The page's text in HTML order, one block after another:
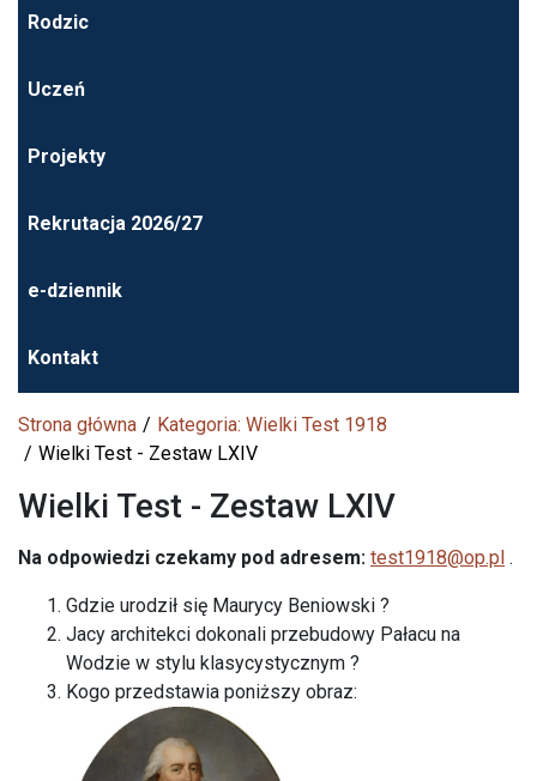
Rodzic
Uczeń
Projekty
Rekrutacja 2026/27
e-dziennik
Kontakt
Strona główna
Kategoria: Wielki Test 1918
Wielki Test - Zestaw LXIV
Wielki Test - Zestaw LXIV
Na odpowiedzi czekamy pod adresem: test1918@op.pl .
Gdzie urodził się Maurycy Beniowski ?
Jacy architekci dokonali przebudowy Pałacu na
Wodzie w stylu klasycystycznym ?
Kogo przedstawia poniższy obraz: